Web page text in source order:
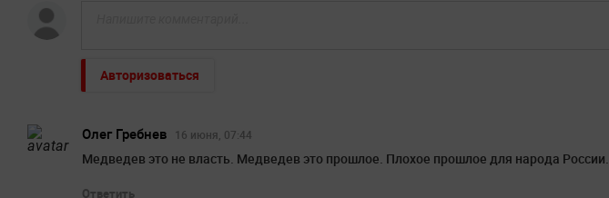
Авторизоваться
Олег Гребнев 16 июня, 07:44
Медведев это не власть. Медведев это прошлое. Плохое прошлое для народа России.
Ответить